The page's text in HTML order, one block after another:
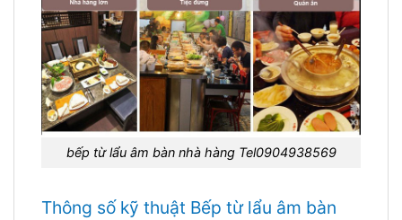
bếp từ lẩu âm bàn nhà hàng Tel0904938569
Thông số kỹ thuật Bếp từ lẩu âm bàn